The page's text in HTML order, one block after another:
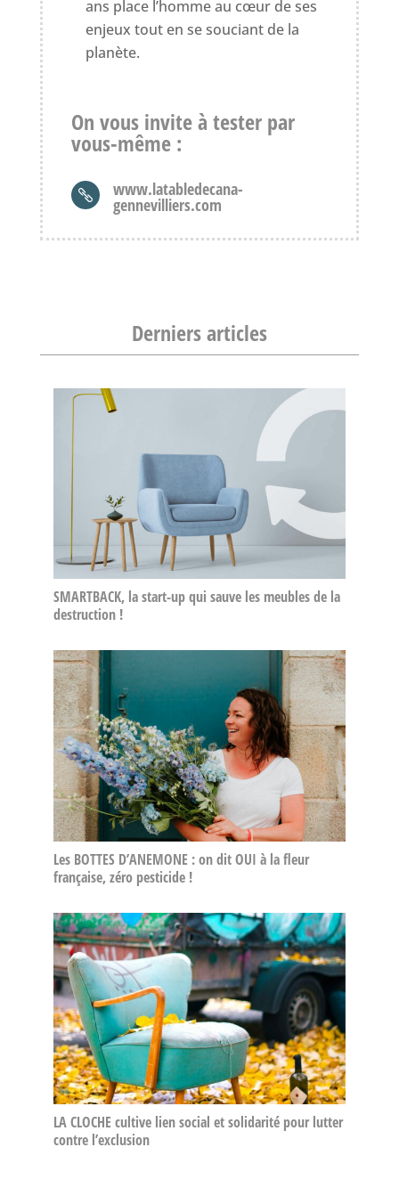
ans place l’homme au cœur de ses
enjeux tout en se souciant de la
planète.
On vous invite à tester par
vous-même:
 www.latabledecana-
gennevilliers.com
Derniers articles
SMARTBACK, la start-up qui sauve les meubles de la
destruction !
Les BOTTES D’ANEMONE : on dit OUI à la fleur
française, zéro pesticide !
LA CLOCHE cultive lien social et solidarité pour lutter
contre l’exclusion